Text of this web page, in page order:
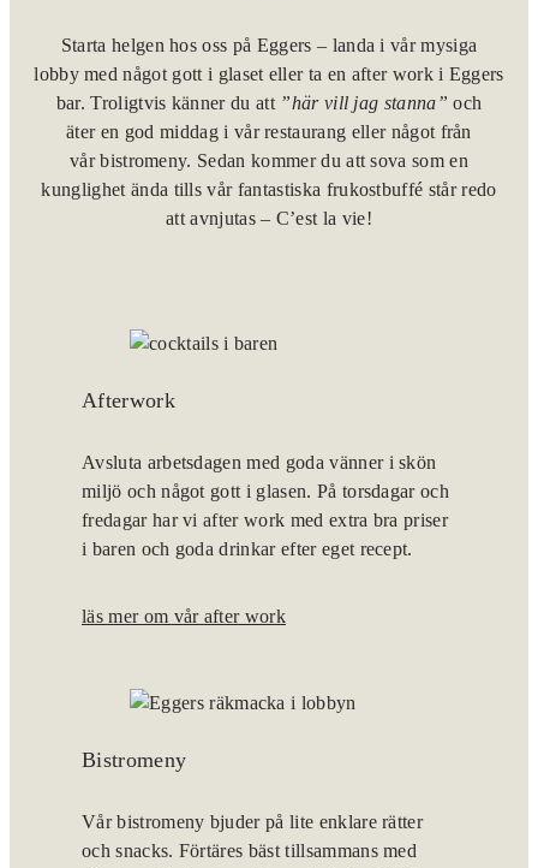
LOTUS MEMBER
KÖP PRESENTKORT
AFTERNOON TEA
AFTER WORK
LOKALER
AKTIVITETER
Starta helgen hos oss på Eggers – landa i vår mysiga
lobby med något gott i glaset eller ta en after work i Eggers
bar. Troligtvis känner du att ”här vill jag stanna” och
äter en god middag i vår restaurang eller något från
vår bistromeny. Sedan kommer du att sova som en
kunglighet ända tills vår fantastiska frukostbuffé står redo
att avnjutas – C’est la vie!
Afterwork
Avsluta arbetsdagen med goda vänner i skön
miljö och något gott i glasen. På torsdagar och
fredagar har vi after work med extra bra priser
i baren och goda drinkar efter eget recept.
läs mer om vår after work
Bistromeny
Vår bistromeny bjuder på lite enklare rätter
och snacks. Förtäres bäst tillsammans med